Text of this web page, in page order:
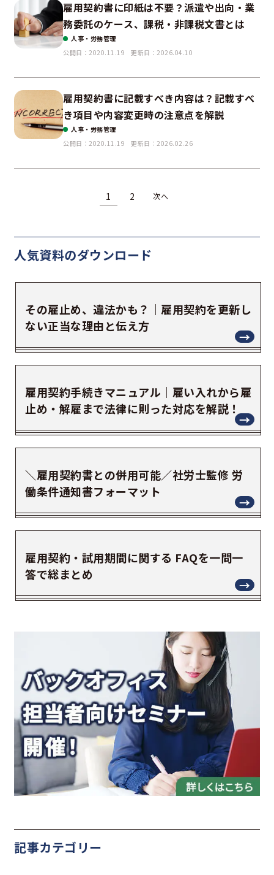
雇用契約書に印紙は不要？派遣や出向・業
務委託のケース、課税・非課税文書とは
人事・労務管理
公開日：2020.11.19
更新日：2026.04.10
雇用契約書に記載すべき内容は？記載すべ
き項目や内容変更時の注意点を解説
人事・労務管理
公開日：2020.11.19
更新日：2026.02.26
1 2 次へ
人気資料のダウンロード
その雇止め、違法かも？｜雇用契約を更新し
ない正当な理由と伝え方
雇用契約手続きマニュアル｜雇い入れから雇
止め・解雇まで法律に則った対応を解説！
＼雇用契約書との併用可能／社労士監修 労
働条件通知書フォーマット
雇用契約・試用期間に関する FAQを一問一
答で総まとめ
記事カテゴリー